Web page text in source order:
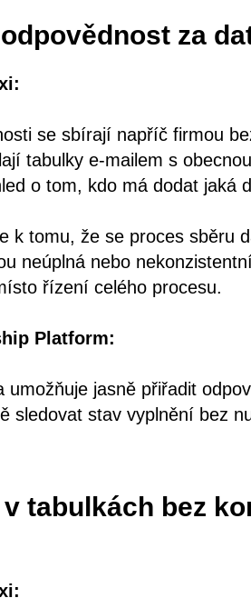
za
se sbírají napříč firmou
tabulky e-mailem s
o tom, kdo má dodat jaká
k tomu, že se proces sběru
neúplná nebo
řízení celého procesu.
Platform:
umožňuje jasně přiřadit
sledovat stav vyplnění bez
v tabulkách bez